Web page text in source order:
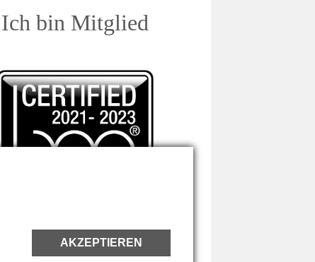
Ich bin Mitglied
AKZEPTIEREN